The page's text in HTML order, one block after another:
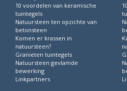
10 voordelen van keramische
tuintegels
Natuursteen ten opzichte van
betonsteen
Komen er krassen in
natuursteen?
Granieten tuintegels
Natuursteen gevlamde
bewerking
Linkpartners